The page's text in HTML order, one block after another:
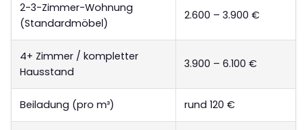
2-3-Zimmer-Wohnung
(Standardmöbel)
2.600 – 3.900 €
4+ Zimmer / kompletter
Hausstand
3.900 – 6.100 €
Beiladung (pro m³) rund 120 €